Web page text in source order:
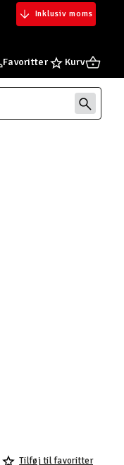
Inklusiv moms
Favoritter Kurv
Tilføj til favoritter